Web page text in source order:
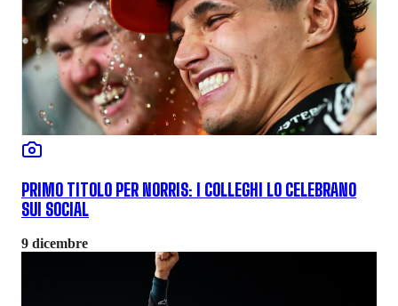
PRIMO TITOLO PER NORRIS: I COLLEGHI LO CELEBRANO
SUI SOCIAL
9 dicembre